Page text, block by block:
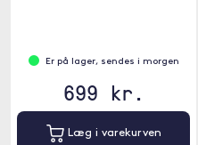
strømdeling.
Er på lager, sendes i morgen
699 kr.
Læg i varekurven